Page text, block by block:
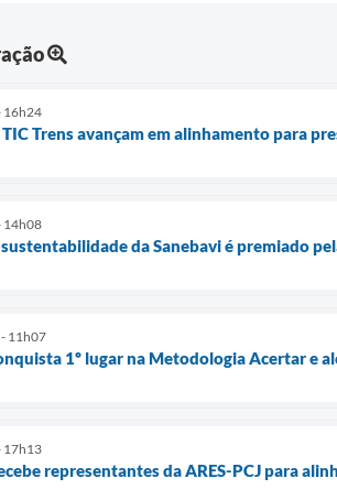
16h24
TIC Trens avançam em alinhamento para
14h08
da Sanebavi é premiado
11h07
1º lugar na Metodologia Acertar e
17h13
representantes da ARES-PCJ para